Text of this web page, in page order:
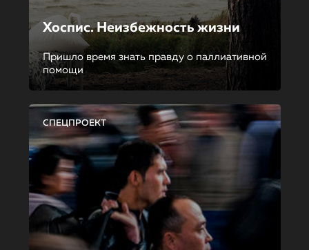
Хоспис. Неизбежность жизни
Пришло время знать правду о паллиативной
помощи
СПЕЦПРОЕКТ